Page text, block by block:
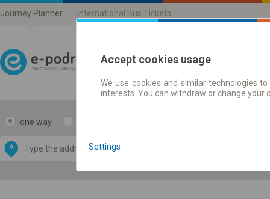
Journey Planner International Bus Tickets
Journey planner |
one way return
A
by
OpenStreetMap
Accept cookies usage
We use cookies and similar technologies
interests. You can withdraw or change
Settings